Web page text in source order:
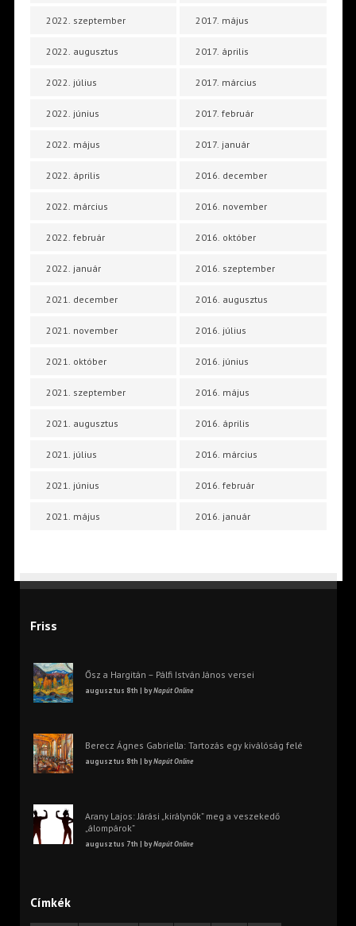
2022. szeptember
2022. augusztus
2022. július
2022. június
2022. május
2022. április
2022. március
2022. február
2022. január
2021. december
2021. november
2021. október
2021. szeptember
2021. augusztus
2021. július
2021. június
2021. május
2017. május
2017. április
2017. március
2017. február
2017. január
2016. december
2016. november
2016. október
2016. szeptember
2016. augusztus
2016. július
2016. június
2016. május
2016. április
2016. március
2016. február
2016. január
Friss
Ősz a Hargitán – Pálfi István János versei
augusztus 8th | byNapút Online
Berecz Ágnes Gabriella: Tartozás egy kiválóság felé
augusztus 8th | byNapút Online
Arany Lajos: Járási „királynők” meg a veszekedő
„álompárok”
augusztus 7th | byNapút Online
Címkék